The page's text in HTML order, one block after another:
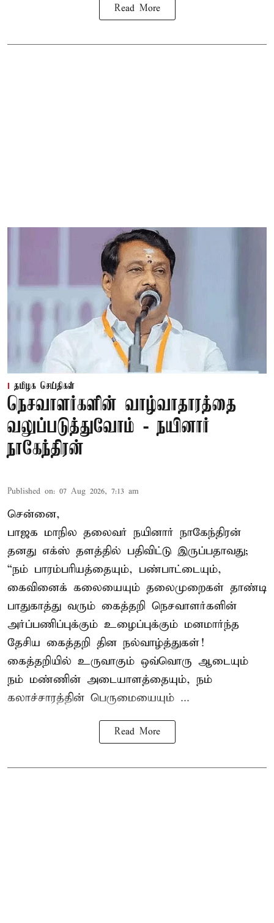
Read More
தமிழக செய்திகள்
நெசவாளர்களின் வாழ்வாதாரத்தை
வலுப்படுத்துவோம் - நயினார்
நாகேந்திரன்
Published on: 07 Aug 2026, 7:13 am
சென்னை,
பாஜக மாநில தலைவர் நயினார் நாகேந்திரன்
தனது எக்ஸ் தளத்தில் பதிவிட்டு இருப்பதாவது;
“நம் பாரம்பரியத்தையும், பண்பாட்டையும்,
கைவினைக் கலையையும் தலைமுறைகள் தாண்டி
பாதுகாத்து வரும் கைத்தறி நெசவாளர்களின்
அர்ப்பணிப்புக்கும் உழைப்புக்கும் மனமார்ந்த
தேசிய கைத்தறி தின நல்வாழ்த்துகள்!
கைத்தறியில் உருவாகும் ஒவ்வொரு ஆடையும்
நம் மண்ணின் அடையாளத்தையும், நம்
கலாச்சாரத்தின் பெருமையையும் ...
Read More